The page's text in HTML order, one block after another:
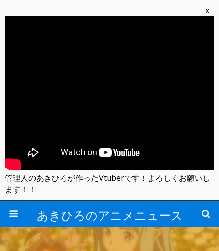
あきひろのアニメニュース
x
管理人のあきひろが作ったVtuberです！よろしくお願いし
ます！！